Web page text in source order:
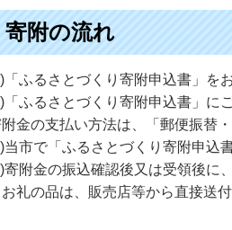
寄附の流れ
「ふるさとづくり寄附申込書」を
「ふるさとづくり寄附申込書」に
金の支払い方法は、「郵便振替
当市で「ふるさとづくり寄附申込
寄附金の振込確認後又は受領後に
礼の品は、販売店等から直接送